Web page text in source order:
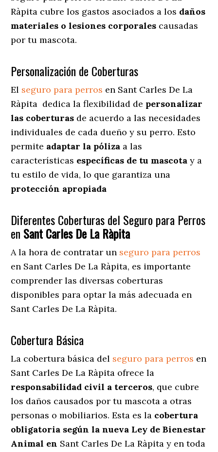
Ràpita cubre los gastos asociados a los daños
materiales o lesiones corporales causadas
por tu mascota.
Personalización de Coberturas
El seguro para perros en Sant Carles De La
Ràpita dedica la flexibilidad de personalizar
las coberturas de acuerdo a las necesidades
individuales de cada dueño y su perro. Esto
permite adaptar la póliza a las
características específicas de tu mascota y a
tu estilo de vida, lo que garantiza una
protección apropiada
Diferentes Coberturas del Seguro para Perros
en Sant Carles De La Ràpita
A la hora de contratar un seguro para perros
en Sant Carles De La Ràpita, es importante
comprender las diversas coberturas
disponibles para optar la más adecuada en
Sant Carles De La Ràpita.
Cobertura Básica
La cobertura básica del seguro para perros en
Sant Carles De La Ràpita ofrece la
responsabilidad civil a terceros, que cubre
los daños causados por tu mascota a otras
personas o mobiliarios. Esta es la cobertura
obligatoria según la nueva Ley de Bienestar
Animal en Sant Carles De La Ràpita y en toda